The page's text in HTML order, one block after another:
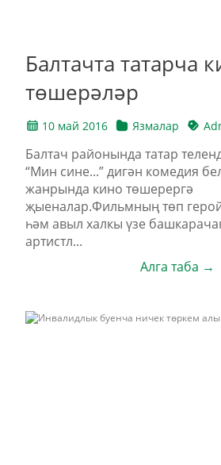
Балтачта татарча
төшерәләр
10 май 2016 Язмалар
Балтач районында татар
“Мин сине...” дигән комедия
жанрында кино төшерергә
җыеналар.Фильмның төп
һәм авыл халкы үзе
артистл...
Алга таба →